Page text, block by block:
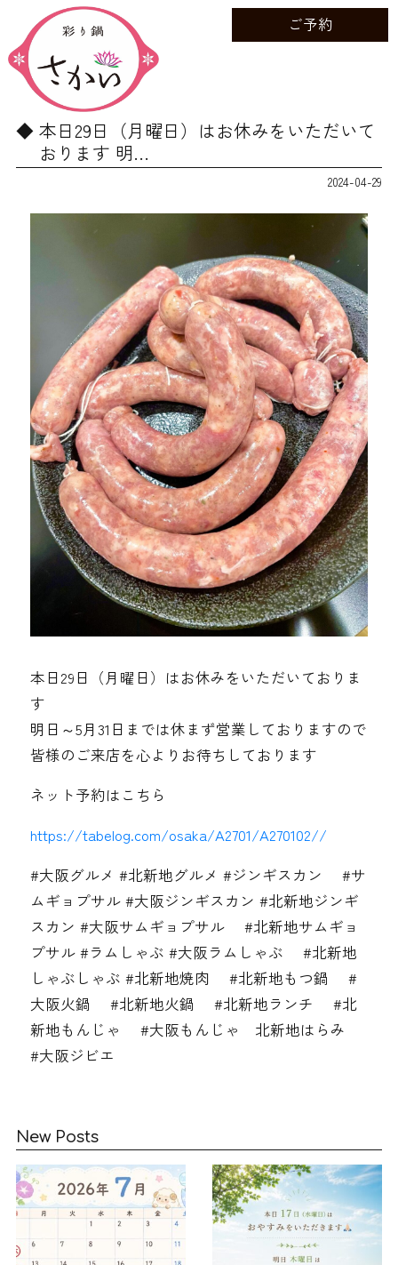
ご予約
本日29日（月曜日）はお休みをいただいて
おります 明…
2024-04-29
本日29日（月曜日）はお休みをいただいておりま
す
明日～5月31日までは休まず営業しておりますので
皆様のご来店を心よりお待ちしております
ネット予約はこちら
https://tabelog.com/osaka/A2701/A270102//
#大阪グルメ #北新地グルメ #ジンギスカン #サ
ムギョプサル #大阪ジンギスカン #北新地ジンギ
スカン #大阪サムギョプサル #北新地サムギョ
プサル #ラムしゃぶ #大阪ラムしゃぶ #北新地
しゃぶしゃぶ #北新地焼肉 #北新地もつ鍋 #
大阪火鍋 #北新地火鍋 #北新地ランチ #北
新地もんじゃ #大阪もんじゃ 北新地はらみ
#大阪ジビエ
New Posts